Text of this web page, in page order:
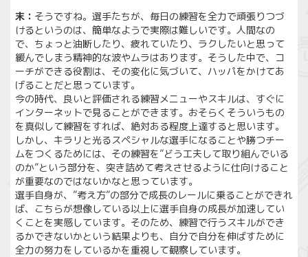
末： そうですね。選手たちが、毎日の練習を全力で頑張りつづ
けるというのは、簡単なようで実際は難しいです。人間なの
で、ちょっと油断したり、疲れていたり、ラクしたいと思って
緩んでしまう精神的な波やムラはあります。そうした中で、コ
ーチができる役割は、その変化に気づいて、ハッパをかけてあ
げることだと思っています。
今の時代、良いと評価される練習メニューやスキルは、すぐに
インターネットで見ることができます。おそらくそういうもの
を真似して練習をすれば、絶対ある程度上達すると思います。
しかし、キラリと光るスペシャルな選手になることや勝つチー
ムをつくるためには、その練習を”どう工夫して取り組んでいる
のか”という部分を、突き詰めて考えさせるように仕向けること
が重要なのではないかなと思っています。
選手自身が、”考え方”の部分で成長のレールに乗ることができれ
ば、こちらが想像している以上に選手自身の成長が加速してい
くことを実感しています。そのため、練習で行うスキルができ
るかできないかという結果よりも、自分で自分を伸ばすために
全力の努力をしているかを重視して観察しています。